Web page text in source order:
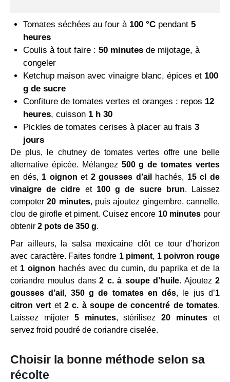
Tomates séchées au four à 100 °C pendant 5
heures
Coulis à tout faire : 50 minutes de mijotage, à
congeler
Ketchup maison avec vinaigre blanc, épices et 100
g de sucre
Confiture de tomates vertes et oranges : repos 12
heures, cuisson 1 h 30
Pickles de tomates cerises à placer au frais 3
jours
De plus, le chutney de tomates vertes offre une belle
alternative épicée. Mélangez 500 g de tomates vertes
en dés, 1 oignon et 2 gousses d’ail hachés, 15 cl de
vinaigre de cidre et 100 g de sucre brun. Laissez
compoter20 minutes, puis ajoutez gingembre, cannelle,
clou de girofle et piment. Cuisez encore 10 minutes pour
obtenir 2 pots de 350 g.
Par ailleurs, la salsa mexicaine clôt ce tour d’horizon
avec caractère. Faites fondre 1 piment, 1 poivron rouge
et 1 oignon hachés avec du cumin, du paprika et de la
coriandre moulus dans2 c. à soupe d’huile. Ajoutez2
gousses d’ail , 350 g de tomates en dés, le jus d’1
citron vert et 2 c. à soupe de concentré de tomates.
Laissez mijoter 5 minutes, stérilisez20 minutes et
servez froid poudré de coriandre ciselée.
Choisir la bonne méthode selon sa
récolte